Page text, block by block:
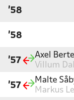
'58
'58
'57
Axel
Villum
'57
Malte
Markus